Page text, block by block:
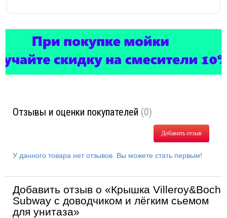
Отзывы и оценки покупателей (0)
Добавить отзыв
У данного товара нет отзывов. Вы можете стать первым!
Добавить отзыв о «Крышка Villeroy&Boch
Subway с доводчиком и лёгким сьемом
для унитаза»